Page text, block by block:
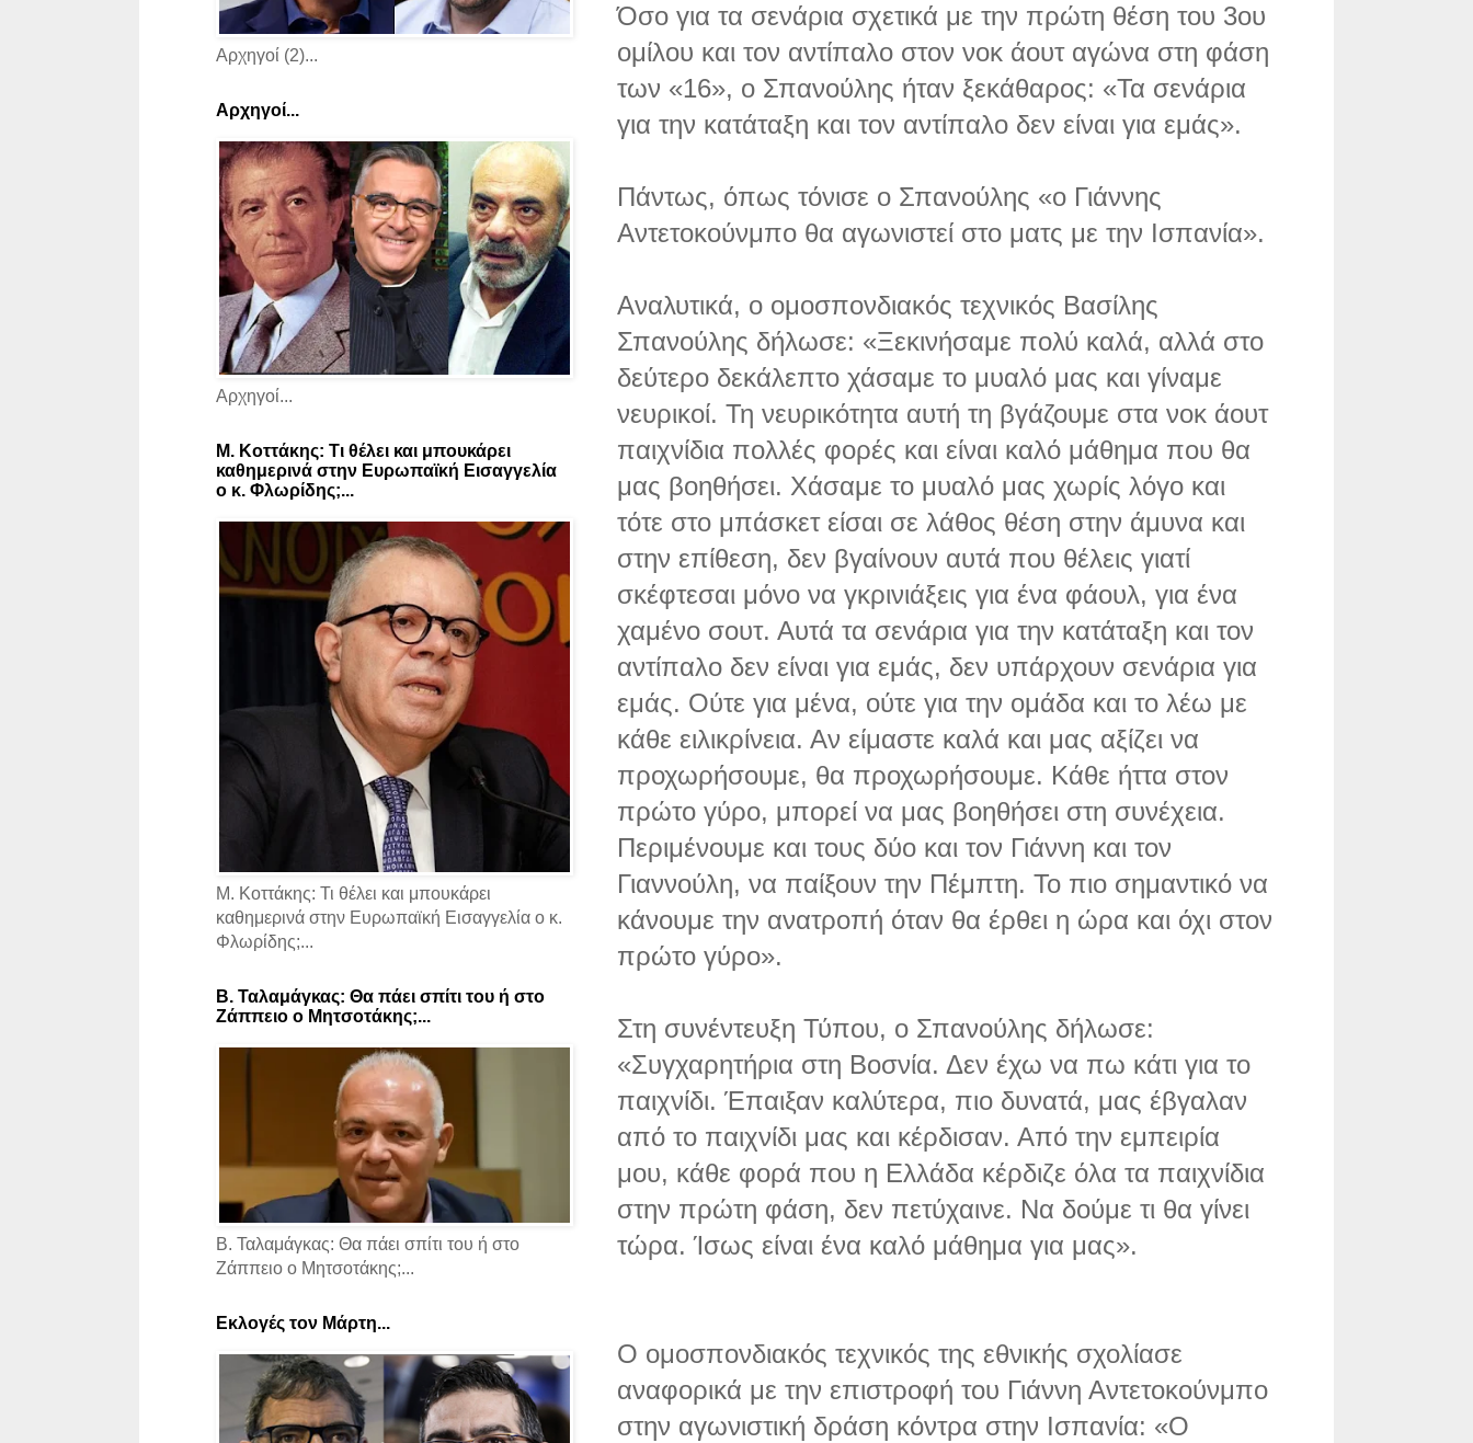
Όσο για τα σενάρια σχετικά με την πρώτη θέση του 3ου
ομίλου και τον αντίπαλο στον νοκ άουτ αγώνα στη φάση
των «16», ο Σπανούλης ήταν ξεκάθαρος: «Τα σενάρια
για την κατάταξη και τον αντίπαλο δεν είναι για εμάς».
Πάντως, όπως τόνισε ο Σπανούλης «ο Γιάννης
Αντετοκούνμπο θα αγωνιστεί στο ματς με την Ισπανία».
Αναλυτικά, ο ομοσπονδιακός τεχνικός Βασίλης
Σπανούλης δήλωσε: «Ξεκινήσαμε πολύ καλά, αλλά στο
δεύτερο δεκάλεπτο χάσαμε το μυαλό μας και γίναμε
νευρικοί. Τη νευρικότητα αυτή τη βγάζουμε στα νοκ άουτ
παιχνίδια πολλές φορές και είναι καλό μάθημα που θα
μας βοηθήσει. Χάσαμε το μυαλό μας χωρίς λόγο και
τότε στο μπάσκετ είσαι σε λάθος θέση στην άμυνα και
στην επίθεση, δεν βγαίνουν αυτά που θέλεις γιατί
σκέφτεσαι μόνο να γκρινιάξεις για ένα φάουλ, για ένα
χαμένο σουτ. Αυτά τα σενάρια για την κατάταξη και τον
αντίπαλο δεν είναι για εμάς, δεν υπάρχουν σενάρια για
εμάς. Ούτε για μένα, ούτε για την ομάδα και το λέω με
κάθε ειλικρίνεια. Αν είμαστε καλά και μας αξίζει να
προχωρήσουμε, θα προχωρήσουμε. Κάθε ήττα στον
πρώτο γύρο, μπορεί να μας βοηθήσει στη συνέχεια.
Περιμένουμε και τους δύο και τον Γιάννη και τον
Γιαννούλη, να παίξουν την Πέμπτη. Το πιο σημαντικό να
κάνουμε την ανατροπή όταν θα έρθει η ώρα και όχι στον
πρώτο γύρο».
Στη συνέντευξη Τύπου, ο Σπανούλης δήλωσε:
«Συγχαρητήρια στη Βοσνία. Δεν έχω να πω κάτι για το
παιχνίδι. Έπαιξαν καλύτερα, πιο δυνατά, μας έβγαλαν
από το παιχνίδι μας και κέρδισαν. Από την εμπειρία
μου, κάθε φορά που η Ελλάδα κέρδιζε όλα τα παιχνίδια
στην πρώτη φάση, δεν πετύχαινε. Να δούμε τι θα γίνει
τώρα. Ίσως είναι ένα καλό μάθημα για μας».
Ο ομοσπονδιακός τεχνικός της εθνικής σχολίασε
αναφορικά με την επιστροφή του Γιάννη Αντετοκούνμπο
στην αγωνιστική δράση κόντρα στην Ισπανία: «Ο
Αρχηγοί (2)...
Αρχηγοί...
Αρχηγοί...
Μ. Κοττάκης: Τι θέλει και μπουκάρει
καθημερινά στην Ευρωπαϊκή Εισαγγελία
ο κ. Φλωρίδης;...
Μ. Κοττάκης: Τι θέλει και μπουκάρει
καθημερινά στην Ευρωπαϊκή Εισαγγελία ο κ.
Φλωρίδης;...
Β. Ταλαμάγκας: Θα πάει σπίτι του ή στο
Ζάππειο ο Μητσοτάκης;...
Β. Ταλαμάγκας: Θα πάει σπίτι του ή στο
Ζάππειο ο Μητσοτάκης;...
Εκλογές τον Μάρτη...